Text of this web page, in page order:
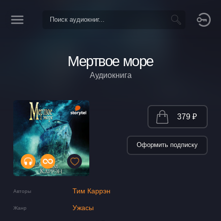
Мертвое море
Аудиокнига
Авторы Тим Каррэн
Жанр Ужасы
379 ₽
Оформить подписку